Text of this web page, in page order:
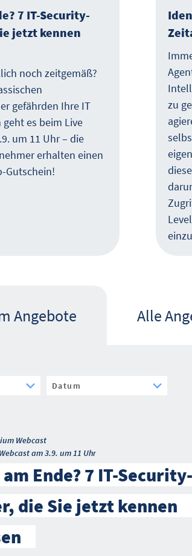
7 IT-Security-
jetzt kennen
noch zeitgemäß?
gefährden Ihre IT
es beim Live
um 11 Uhr – die
erhalten einen
Gutschein!
zu
Angebote Alle
Webcast
am 3.9. um 11 Uhr
am Ende? 7 IT-Security-
die Sie jetzt kennen